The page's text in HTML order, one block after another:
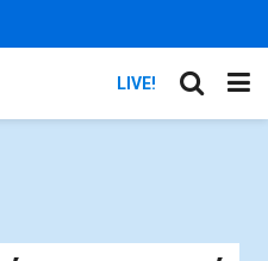
LIVE!